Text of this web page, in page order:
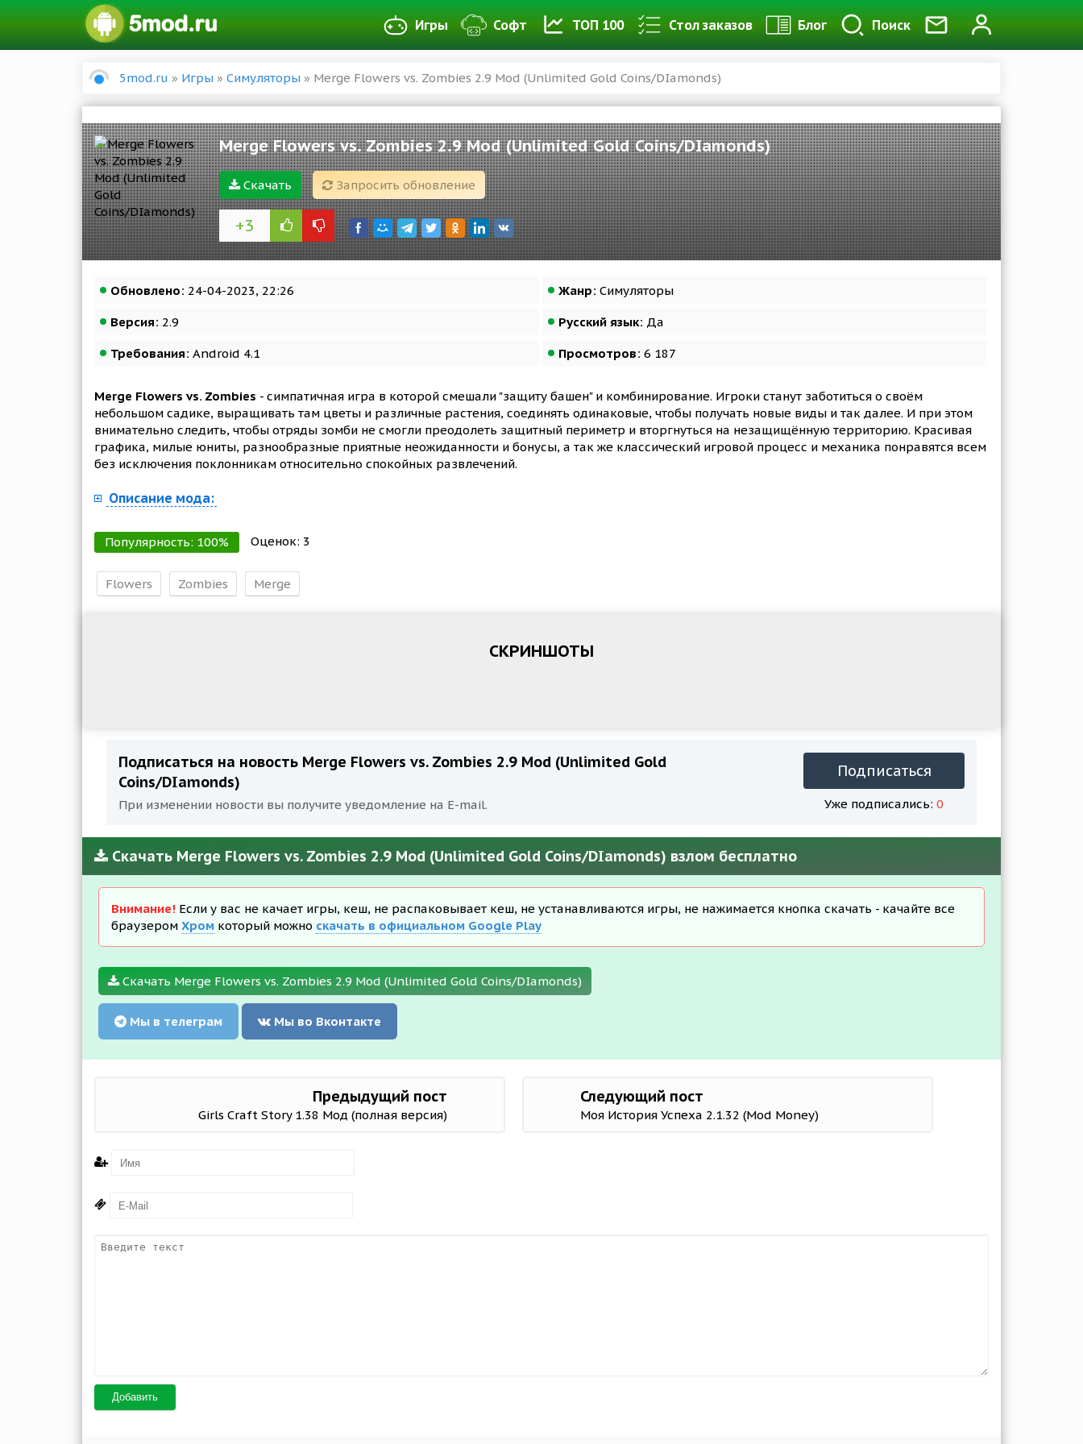
Игры Софт ТОП 100 Стол заказов Блог Поиск
5mod.ru » Игры » Симуляторы » Merge Flowers vs. Zombies 2.9 Mod (Unlimited Gold Coins/DIamonds)
Merge Flowers vs. Zombies 2.9 Mod (Unlimited Gold Coins/DIamonds)
Скачать Запросить обновление
+3
Обновлено: 24-04-2023, 22:26 Жанр: Симуляторы
Версия: 2.9 Русский язык: Да
Требования: Android 4.1 Просмотров: 6 187
Merge Flowers vs. Zombies - симпатичная игра в которой смешали "защиту башен" и комбинирование. Игроки станут заботиться о своём
небольшом садике, выращивать там цветы и различные растения, соединять одинаковые, чтобы получать новые виды и так далее. И при этом
внимательно следить, чтобы отряды зомби не смогли преодолеть защитный периметр и вторгнуться на незащищённую территорию. Красивая
графика, милые юниты, разнообразные приятные неожиданности и бонусы, а так же классический игровой процесс и механика понравятся всем
без исключения поклонникам относительно спокойных развлечений.
Описание мода:
Популярность: 100% Оценок: 3
Flowers Zombies Merge
СКРИНШОТЫ
Подписаться на новость Merge Flowers vs. Zombies 2.9 Mod (Unlimited Gold
Coins/DIamonds)
При изменении новости вы получите уведомление на E-mail.
Подписаться
Уже подписались: 0
Скачать Merge Flowers vs. Zombies 2.9 Mod (Unlimited Gold Coins/DIamonds) взлом бесплатно
Внимание! Если у вас не качает игры, кеш, не распаковывает кеш, не устанавливаются игры, не нажимается кнопка скачать - качайте все
браузером Хром который можно скачать в официальном Google Play
Скачать Merge Flowers vs. Zombies 2.9 Mod (Unlimited Gold Coins/DIamonds)
Мы в телеграм Мы во Вконтакте
Предыдущий пост
Girls Craft Story 1.38 Мод (полная версия)
Следующий пост
Моя История Успеха 2.1.32 (Mod Money)
Добавить